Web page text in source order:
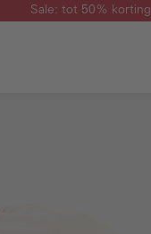
Sale: tot 50% korting